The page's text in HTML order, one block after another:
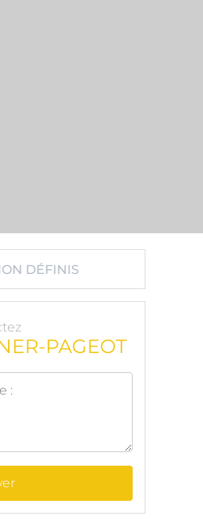
DÉFINIS
PAGEOT